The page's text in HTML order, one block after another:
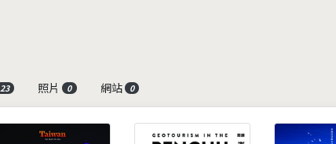
23 照片 0 網站 0